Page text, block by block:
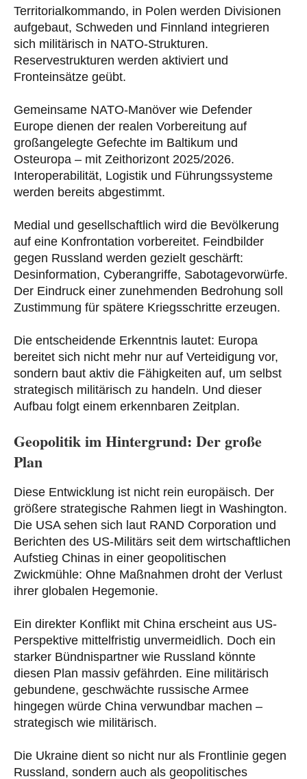
Territorialkommando, in Polen werden Divisionen
aufgebaut, Schweden und Finnland integrieren
sich militärisch in NATO-Strukturen.
Reservestrukturen werden aktiviert und
Fronteinsätze geübt.
Gemeinsame NATO-Manöver wie Defender
Europe dienen der realen Vorbereitung auf
großangelegte Gefechte im Baltikum und
Osteuropa – mit Zeithorizont 2025/2026.
Interoperabilität, Logistik und Führungssysteme
werden bereits abgestimmt.
Medial und gesellschaftlich wird die Bevölkerung
auf eine Konfrontation vorbereitet. Feindbilder
gegen Russland werden gezielt geschärft:
Desinformation, Cyberangriffe, Sabotagevorwürfe.
Der Eindruck einer zunehmenden Bedrohung soll
Zustimmung für spätere Kriegsschritte erzeugen.
Die entscheidende Erkenntnis lautet: Europa
bereitet sich nicht mehr nur auf Verteidigung vor,
sondern baut aktiv die Fähigkeiten auf, um selbst
strategisch militärisch zu handeln. Und dieser
Aufbau folgt einem erkennbaren Zeitplan.
Geopolitik im Hintergrund: Der große
Plan
Diese Entwicklung ist nicht rein europäisch. Der
größere strategische Rahmen liegt in Washington.
Die USA sehen sich laut RAND Corporation und
Berichten des US-Militärs seit dem wirtschaftlichen
Aufstieg Chinas in einer geopolitischen
Zwickmühle: Ohne Maßnahmen droht der Verlust
ihrer globalen Hegemonie.
Ein direkter Konflikt mit China erscheint aus US-
Perspektive mittelfristig unvermeidlich. Doch ein
starker Bündnispartner wie Russland könnte
diesen Plan massiv gefährden. Eine militärisch
gebundene, geschwächte russische Armee
hingegen würde China verwundbar machen –
strategisch wie militärisch.
Die Ukraine dient so nicht nur als Frontlinie gegen
Russland, sondern auch als geopolitisches